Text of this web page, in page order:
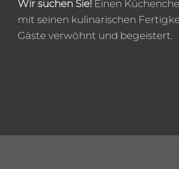
Wir suchen Sie! Einen
mit seinen kulinarischen
Gäste verwöhnt und begeistert.